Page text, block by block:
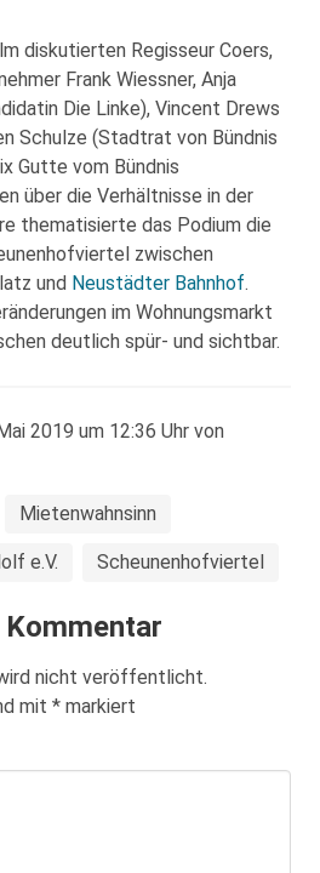
diskutierten Regisseur Coers,
Frank Wiessner, Anja
Die Linke), Vincent Drews
Schulze (Stadtrat von Bündnis
Gutte vom Bündnis
über die Verhältnisse in der
thematisierte das Podium die
zwischen
und Neustädter Bahnhof.
im Wohnungsmarkt
deutlich spür- und sichtbar.
2019 um 12:36 Uhr von
Mietenwahnsinn
e.V. Scheunenhofviertel
Kommentar
nicht veröffentlicht.
mit * markiert